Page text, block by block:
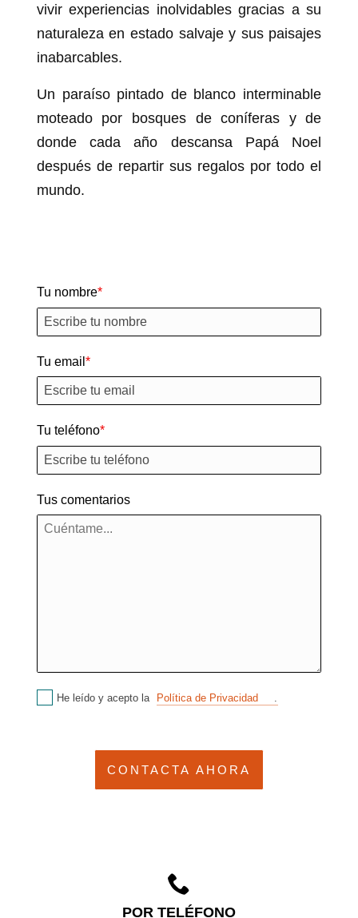
vivir experiencias inolvidables gracias a su
naturaleza en estado salvaje y sus paisajes
inabarcables.
Un paraíso pintado de blanco interminable
moteado por bosques de coníferas y de
donde cada año descansa Papá Noel
después de repartir sus regalos por todo el
mundo.
Tu nombre
Tu email
Tu teléfono
Tus comentarios
He leído y acepto la Política de Privacidad .
POR TELÉFONO